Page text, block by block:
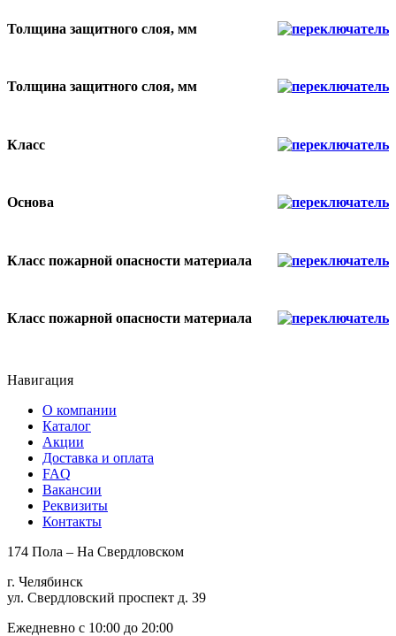
Толщина защитного слоя, мм
Толщина защитного слоя, мм
Класс
Основа
Класс пожарной опасности материала
Класс пожарной опасности материала
Навигация
О компании
Каталог
Акции
Доставка и оплата
FAQ
Вакансии
Реквизиты
Контакты
174 Пола – На Свердловском
г. Челябинск
ул. Свердловский проспект д. 39
Ежедневно с 10:00 до 20:00